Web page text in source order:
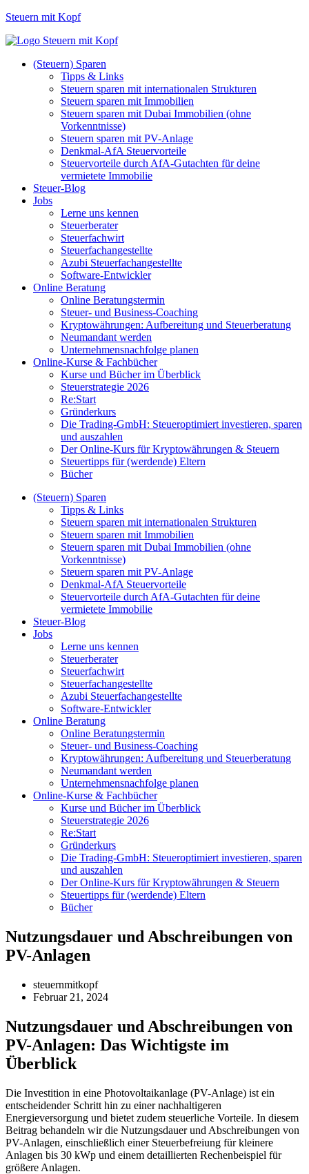
Steuern mit Kopf
(Steuern) Sparen
Tipps & Links
Steuern sparen mit internationalen Strukturen
Steuern sparen mit Immobilien
Steuern sparen mit Dubai Immobilien (ohne
Vorkenntnisse)
Steuern sparen mit PV-Anlage
Denkmal-AfA Steuervorteile
Steuervorteile durch AfA-Gutachten für deine
vermietete Immobilie
Steuer-Blog
Jobs
Lerne uns kennen
Steuerberater
Steuerfachwirt
Steuerfachangestellte
Azubi Steuerfachangestellte
Software-Entwickler
Online Beratung
Online Beratungstermin
Steuer- und Business-Coaching
Kryptowährungen: Aufbereitung und Steuerberatung
Neumandant werden
Unternehmensnachfolge planen
Online-Kurse & Fachbücher
Kurse und Bücher im Überblick
Steuerstrategie 2026
Re:Start
Gründerkurs
Die Trading-GmbH: Steueroptimiert investieren, sparen
und auszahlen
Der Online-Kurs für Kryptowährungen & Steuern
Steuertipps für (werdende) Eltern
Bücher
(Steuern) Sparen
Tipps & Links
Steuern sparen mit internationalen Strukturen
Steuern sparen mit Immobilien
Steuern sparen mit Dubai Immobilien (ohne
Vorkenntnisse)
Steuern sparen mit PV-Anlage
Denkmal-AfA Steuervorteile
Steuervorteile durch AfA-Gutachten für deine
vermietete Immobilie
Steuer-Blog
Jobs
Lerne uns kennen
Steuerberater
Steuerfachwirt
Steuerfachangestellte
Azubi Steuerfachangestellte
Software-Entwickler
Online Beratung
Online Beratungstermin
Steuer- und Business-Coaching
Kryptowährungen: Aufbereitung und Steuerberatung
Neumandant werden
Unternehmensnachfolge planen
Online-Kurse & Fachbücher
Kurse und Bücher im Überblick
Steuerstrategie 2026
Re:Start
Gründerkurs
Die Trading-GmbH: Steueroptimiert investieren, sparen
und auszahlen
Der Online-Kurs für Kryptowährungen & Steuern
Steuertipps für (werdende) Eltern
Bücher
Nutzungsdauer und Abschreibungen von
PV-Anlagen
steuernmitkopf
Februar 21, 2024
Nutzungsdauer und Abschreibungen von
PV-Anlagen: Das Wichtigste im
Überblick
Die Investition in eine Photovoltaikanlage (PV-Anlage) ist ein
entscheidender Schritt hin zu einer nachhaltigeren
Energieversorgung und bietet zudem steuerliche Vorteile. In diesem
Beitrag behandeln wir die Nutzungsdauer und Abschreibungen von
PV-Anlagen, einschließlich einer Steuerbefreiung für kleinere
Anlagen bis 30 kWp und einem detaillierten Rechenbeispiel für
größere Anlagen.